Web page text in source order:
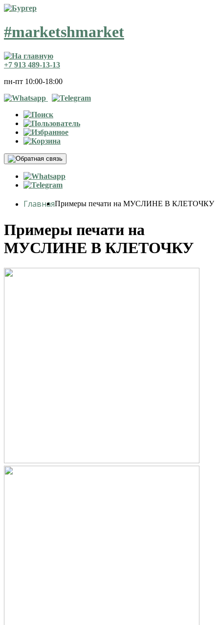
#marketshmarket
+7 913 489-13-13
пн-пт 10:00-18:00
ГлавнаяПримеры печати на МУСЛИНЕ В КЛЕТОЧКУ
Примеры печати на
МУСЛИНЕ В КЛЕТОЧКУ